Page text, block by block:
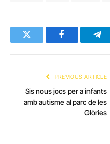
Twitter Facebook
PREVIOUS ARTICLE
Sis nous jocs per a infants
amb autisme al parc de les
Glòries